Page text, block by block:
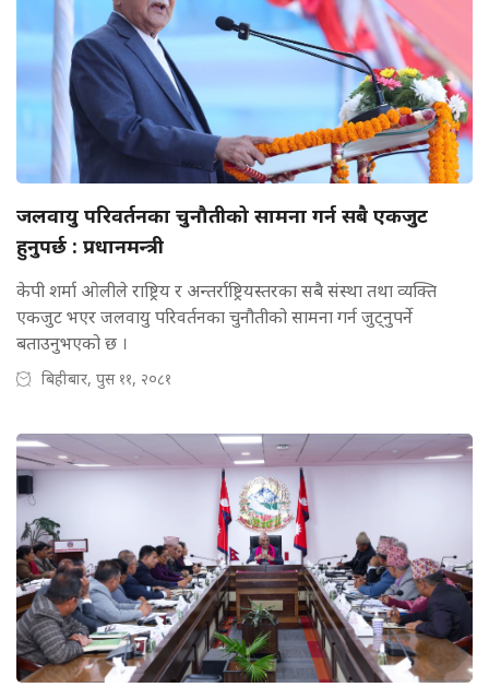
जलवायु परिवर्तनका चुनौतीको सामना गर्न सबै एकजुट
हुनुपर्छ : प्रधानमन्त्री
केपी शर्मा ओलीले राष्ट्रिय र अन्तर्राष्ट्रियस्तरका सबै संस्था तथा व्यक्ति
एकजुट भएर जलवायु परिवर्तनका चुनौतीको सामना गर्न जुट्नुपर्ने
बताउनुभएको छ ।
बिहीबार, पुस ११, २०८१